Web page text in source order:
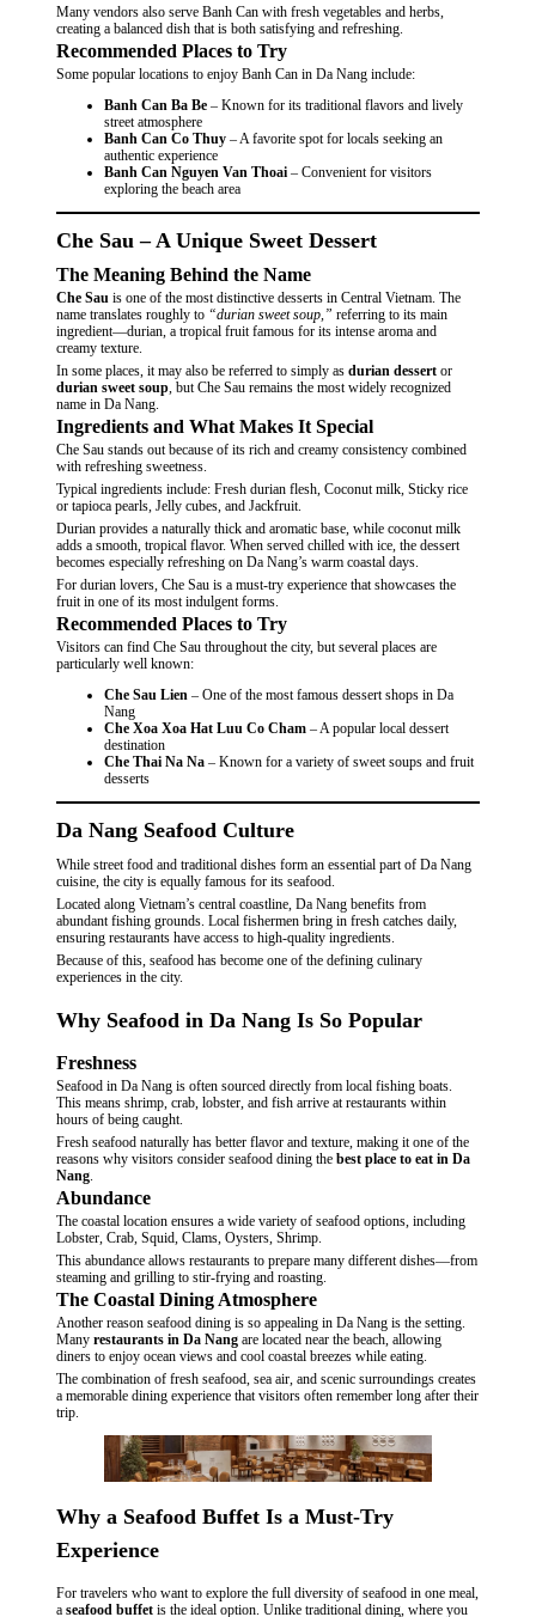
Many vendors also serve Banh Can with fresh vegetables and herbs,
creating a balanced dish that is both satisfying and refreshing.
Recommended Places to Try
Some popular locations to enjoy Banh Can in Da Nang include:
Banh Can Ba Be – Known for its traditional flavors and lively
street atmosphere
Banh Can Co Thuy – A favorite spot for locals seeking an
authentic experience
Banh Can Nguyen Van Thoai – Convenient for visitors
exploring the beach area
Che Sau – A Unique Sweet Dessert
The Meaning Behind the Name
Che Sau is one of the most distinctive desserts in Central Vietnam. The
name translates roughly to “durian sweet soup,” referring to its main
ingredient—durian, a tropical fruit famous for its intense aroma and
creamy texture.
In some places, it may also be referred to simply asdurian dessert or
durian sweet soup, but Che Sau remains the most widely recognized
name in Da Nang.
Ingredients and What Makes It Special
Che Sau stands out because of its rich and creamy consistency combined
with refreshing sweetness.
Typical ingredients include: Fresh durian flesh, Coconut milk, Sticky rice
or tapioca pearls, Jelly cubes, and Jackfruit.
Durian provides a naturally thick and aromatic base, while coconut milk
adds a smooth, tropical flavor. When served chilled with ice, the dessert
becomes especially refreshing on Da Nang’s warm coastal days.
For durian lovers, Che Sau is a must-try experience that showcases the
fruit in one of its most indulgent forms.
Recommended Places to Try
Visitors can find Che Sau throughout the city, but several places are
particularly well known:
Che Sau Lien – One of the most famous dessert shops in Da
Nang
Che Xoa Xoa Hat Luu Co Cham – A popular local dessert
destination
Che Thai Na Na – Known for a variety of sweet soups and fruit
desserts
Da Nang Seafood Culture
While street food and traditional dishes form an essential part of Da Nang
cuisine, the city is equally famous for its seafood.
Located along Vietnam’s central coastline, Da Nang benefits from
abundant fishing grounds. Local fishermen bring in fresh catches daily,
ensuring restaurants have access to high-quality ingredients.
Because of this, seafood has become one of the defining culinary
experiences in the city.
Why Seafood in Da Nang Is So Popular
Freshness
Seafood in Da Nang is often sourced directly from local fishing boats.
This means shrimp, crab, lobster, and fish arrive at restaurants within
hours of being caught.
Fresh seafood naturally has better flavor and texture, making it one of the
reasons why visitors consider seafood dining thebest place to eat in Da
Nang.
Abundance
The coastal location ensures a wide variety of seafood options, including
Lobster, Crab, Squid, Clams, Oysters, Shrimp.
This abundance allows restaurants to prepare many different dishes—from
steaming and grilling to stir-frying and roasting.
The Coastal Dining Atmosphere
Another reason seafood dining is so appealing in Da Nang is the setting.
Manyrestaurants in Da Nang are located near the beach, allowing
diners to enjoy ocean views and cool coastal breezes while eating.
The combination of fresh seafood, sea air, and scenic surroundings creates
a memorable dining experience that visitors often remember long after their
trip.
Why a Seafood Buffet Is a Must-Try
Experience
For travelers who want to explore the full diversity of seafood in one meal,
aseafood buffet is the ideal option. Unlike traditional dining, where you